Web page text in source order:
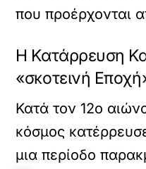
που προέρχονται
Η Κατάρρευση
«σκοτεινή
Κατά τον 12ο
κόσμος
μια περίοδο